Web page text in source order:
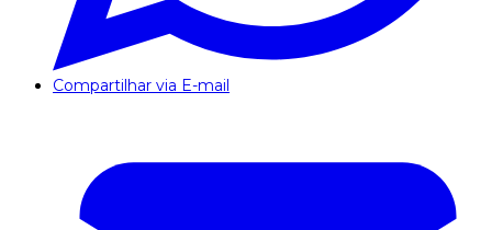
Compartilhar via E-mail